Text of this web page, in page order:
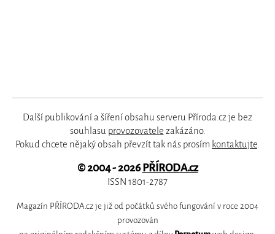
Další publikování a šíření obsahu serveru Příroda.cz je bez
souhlasu provozovatele zakázáno.
Pokud chcete nějaký obsah převzít tak nás prosím kontaktujte.
© 2004 - 2026PŘÍRODA.cz
ISSN 1801-2787
Magazín PŘÍRODA.cz je již od počátků svého fungování v roce 2004
provozován